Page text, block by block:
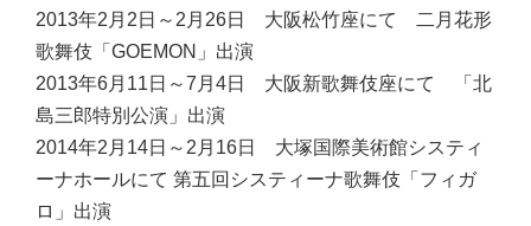
2013年2月2日～2月26日 大阪松竹座にて 二月花形
歌舞伎「GOEMON」出演
2013年6月11日～7月4日 大阪新歌舞伎座にて 「北
島三郎特別公演」出演
2014年2月14日～2月16日 大塚国際美術館システィ
ーナホールにて 第五回システィーナ歌舞伎「フィガ
ロ」出演